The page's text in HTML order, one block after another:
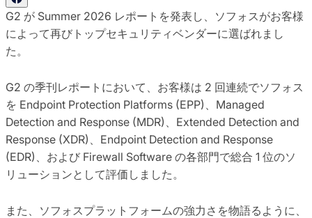
G2 が Summer 2026 レポートを発表し、ソフォスがお客様
によって再びトップセキュリティベンダーに選ばれまし
た。
G2 の季刊レポートにおいて、お客様は 2 回連続でソフォス
を Endpoint Protection Platforms (EPP)、Managed
Detection and Response (MDR)、Extended Detection and
Response (XDR)、Endpoint Detection and Response
(EDR)、および Firewall Software の各部門で総合 1 位のソ
リューションとして評価しました。
また、ソフォスプラットフォームの強力さを物語るように、